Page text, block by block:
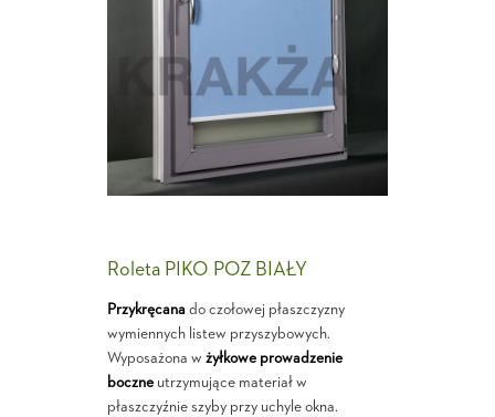
Roleta PIKO POZ BIAŁY
Przykręcanado czołowej płaszczyzny
wymiennych listew przyszybowych.
Wyposażona w żyłkowe prowadzenie
boczneutrzymujące materiał w
płaszczyźnie szyby przy uchyle okna.